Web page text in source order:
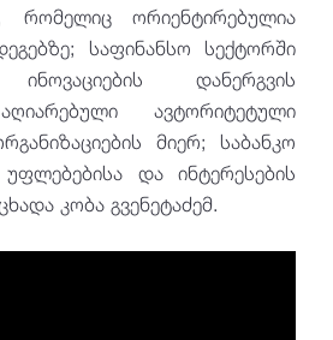
რომელიც ორიენტირებულია
საფინანსო სექტორში
დანერგვის
ავტორიტეტული
მიერ; საბანკო
და ინტერესების
კობა გვენეტაძემ.